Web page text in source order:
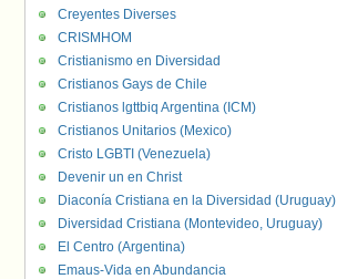
Creyentes Diverses
CRISMHOM
Cristianismo en Diversidad
Cristianos Gays de Chile
Cristianos lgttbiq Argentina (ICM)
Cristianos Unitarios (Mexico)
Cristo LGBTI (Venezuela)
Devenir un en Christ
Diaconía Cristiana en la Diversidad (Uruguay)
Diversidad Cristiana (Montevideo, Uruguay)
El Centro (Argentina)
Emaus-Vida en Abundancia